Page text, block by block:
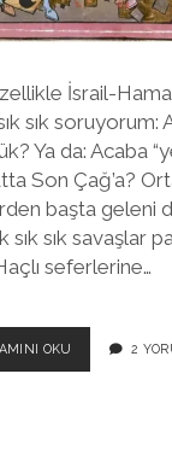
İsrail-
sık soruyorum:
Ya da: Acaba
Son Çağ’a?
başta geleni
sık sık savaşlar
seferlerine…
OKU
BIR
2